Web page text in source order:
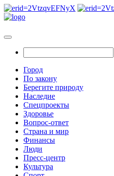
Город
По закону
Берегите природу
Наследие
Спецпроекты
Здоровье
Вопрос-ответ
Страна и мир
Финансы
Люди
Пресс-центр
Культура